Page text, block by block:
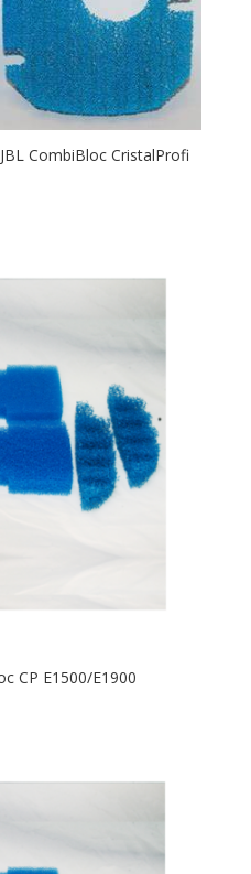
CombiBloc CristalProfi
CP E1500/E1900